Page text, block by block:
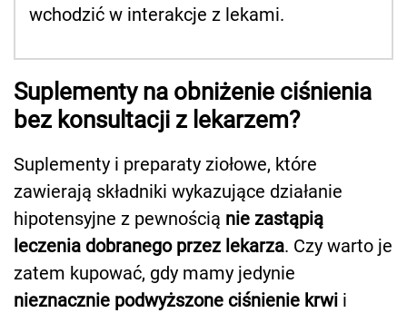
wchodzić w interakcje z lekami.
Suplementy na obniżenie ciśnienia
bez konsultacji z lekarzem?
Suplementy i preparaty ziołowe, które
zawierają składniki wykazujące działanie
hipotensyjne z pewnością nie zastąpią
leczenia dobranego przez lekarza. Czy warto je
zatem kupować, gdy mamy jedynie
nieznacznie podwyższone ciśnienie krwi i